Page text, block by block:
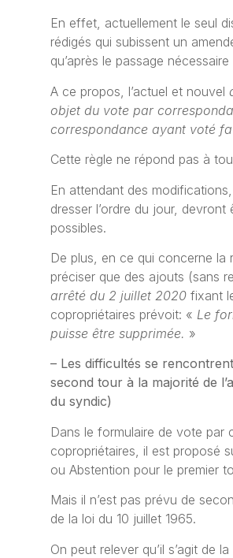
En effet, actuellement le seul
rédigés qui subissent un
qu’après le passage
A ce propos, l’actuel et nouvel
objet du vote par
correspondance ayant voté
Cette règle ne répond pas à
En attendant des
dresser l’ordre du jour,
possibles.
De plus, en ce qui concerne
préciser que des ajouts (sans
arrêté du 2 juillet 2020 fixant
copropriétaires prévoit: « Le
puisse être supprimée. »
– Les difficultés se
second tour à la majorité de
du syndic)
Dans le formulaire de vote par
copropriétaires, il est proposé
ou Abstention pour le premier
Mais il n’est pas prévu de
de la loi du 10 juillet 1965.
On peut relever qu’il s’agit de